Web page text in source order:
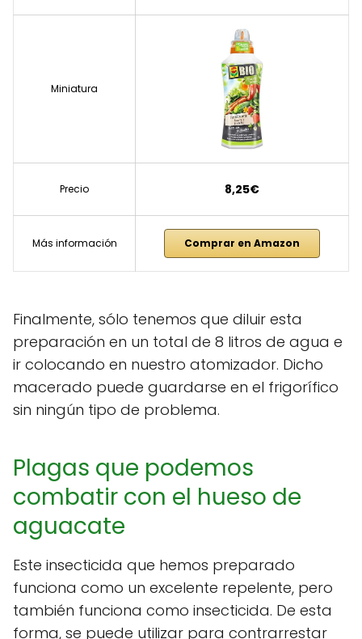
Miniatura
Precio 8,25€
Más información Comprar en Amazon
Finalmente, sólo tenemos que diluir esta
preparación en un total de 8 litros de agua e
ir colocando en nuestro atomizador. Dicho
macerado puede guardarse en el frigorífico
sin ningún tipo de problema.
Plagas que podemos
combatir con el hueso de
aguacate
Este insecticida que hemos preparado
funciona como un excelente repelente, pero
también funciona como insecticida. De esta
forma, se puede utilizar para contrarrestar